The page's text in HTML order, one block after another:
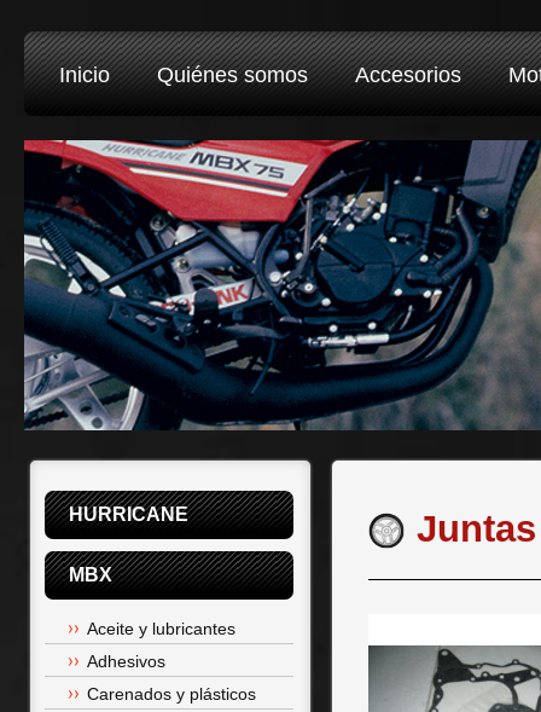
Inicio Quiénes somos Accesorios
HURRICANE
MBX
Aceite y lubricantes
Adhesivos
Carenados y plásticos
Juntas